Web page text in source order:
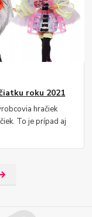
roku 2021
hračiek
To je prípad aj